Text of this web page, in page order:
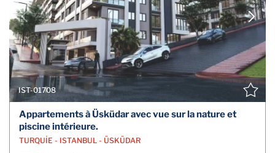
IST-01708
Appartements à Üsküdar avec vue sur la nature et
piscine intérieure.
TURQUİE - ISTANBUL - ÜSKÜDAR